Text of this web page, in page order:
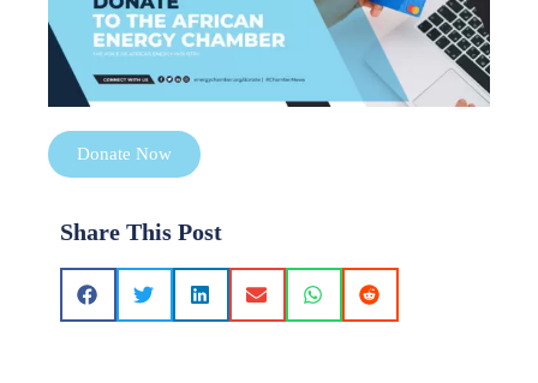
Donate Now
Share This Post